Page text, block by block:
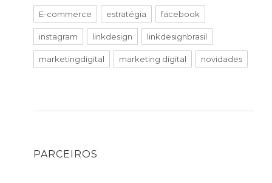
E-commerce estratégia facebook
instagram linkdesign linkdesignbrasil
marketingdigital marketing digital novidades
PARCEIROS